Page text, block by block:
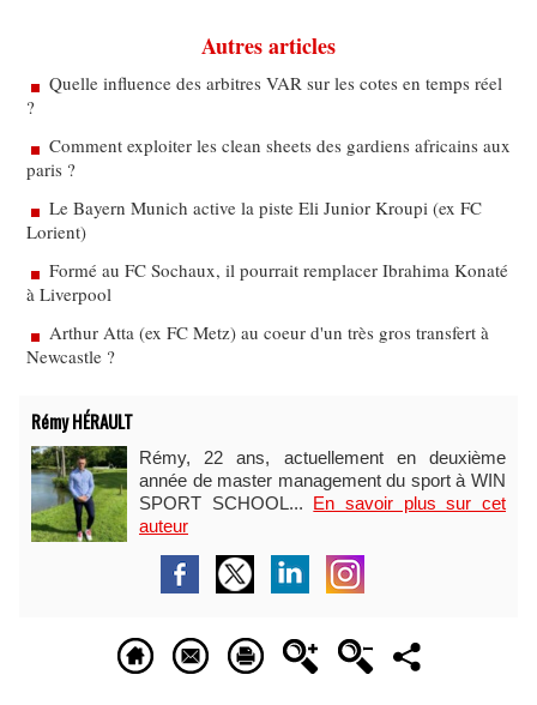
Autres articles
Quelle influence des arbitres VAR sur les cotes en temps réel
?
Comment exploiter les clean sheets des gardiens africains aux
paris ?
Le Bayern Munich active la piste Eli Junior Kroupi (ex FC
Lorient)
Formé au FC Sochaux, il pourrait remplacer Ibrahima Konaté
à Liverpool
Arthur Atta (ex FC Metz) au coeur d'un très gros transfert à
Newcastle ?
Rémy HÉRAULT
Rémy, 22 ans, actuellement en deuxième
année de master management du sport à WIN
SPORT SCHOOL... En savoir plus sur cet
auteur